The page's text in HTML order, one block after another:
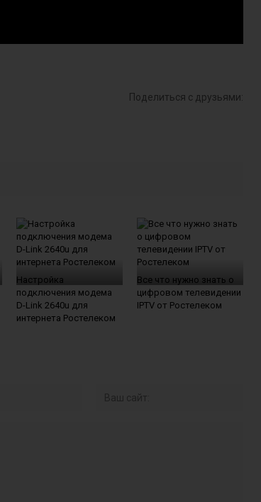
Поделиться с друзьями:
Настройка
подключения модема
D-Link 2640u для
интернета Ростелеком
Все что нужно знать о
цифровом телевидении
IPTV от Ростелеком